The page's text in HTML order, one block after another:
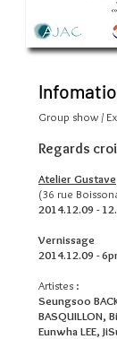
Group show /
Regards
Atelier Gustave
(36 rue
2014.12.09 -
Vernissage
2014.12.09 -
Artistes :
Seungsoo
BASQUILLON,
Eunwha LEE,